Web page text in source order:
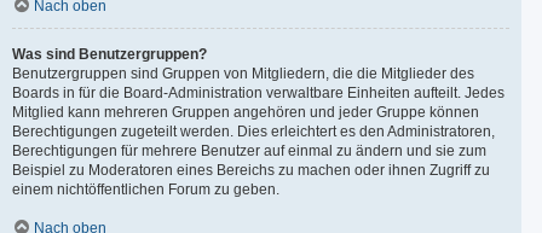
Nach oben
Was sind Benutzergruppen?
Benutzergruppen sind Gruppen von Mitgliedern, die die Mitglieder des
Boards in für die Board-Administration verwaltbare Einheiten aufteilt. Jedes
Mitglied kann mehreren Gruppen angehören und jeder Gruppe können
Berechtigungen zugeteilt werden. Dies erleichtert es den Administratoren,
Berechtigungen für mehrere Benutzer auf einmal zu ändern und sie zum
Beispiel zu Moderatoren eines Bereichs zu machen oder ihnen Zugriff zu
einem nichtöffentlichen Forum zu geben.
Nach oben